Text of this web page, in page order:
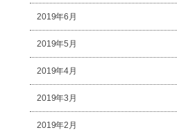
2019年6月
2019年5月
2019年4月
2019年3月
2019年2月